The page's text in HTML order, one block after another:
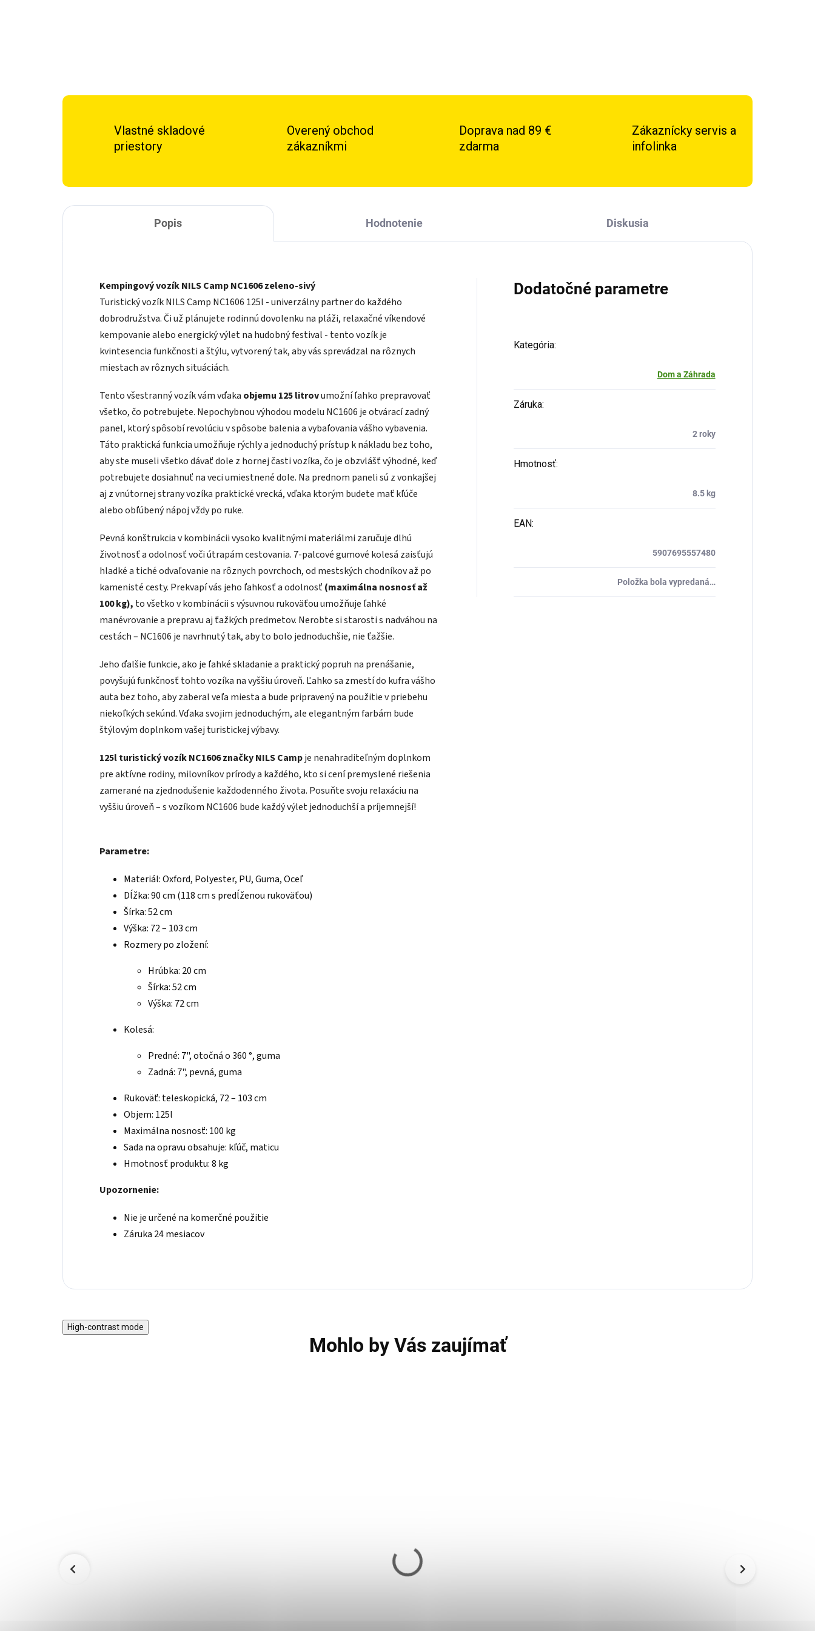
Vlastné skladové
priestory
Overený obchod
zákazníkmi
Doprava nad 89 €
zdarma
Zákaznícky servis a
infolinka
Popis Hodnotenie Diskusia
Kempingový vozík NILS Camp NC1606 zeleno-sivý
Turistický vozík NILS Camp NC1606 125l - univerzálny partner do každého
dobrodružstva. Či už plánujete rodinnú dovolenku na pláži, relaxačné víkendové
kempovanie alebo energický výlet na hudobný festival - tento vozík je
kvintesencia funkčnosti a štýlu, vytvorený tak, aby vás sprevádzal na rôznych
miestach av rôznych situáciách.
Tento všestranný vozík vám vďaka objemu 125 litrovumožní ľahko prepravovať
všetko, čo potrebujete. Nepochybnou výhodou modelu NC1606 je otvárací zadný
panel, ktorý spôsobí revolúciu v spôsobe balenia a vybaľovania vášho vybavenia.
Táto praktická funkcia umožňuje rýchly a jednoduchý prístup k nákladu bez toho,
aby ste museli všetko dávať dole z hornej časti vozíka, čo je obzvlášť výhodné, keď
potrebujete dosiahnuť na veci umiestnené dole. Na prednom paneli sú z vonkajšej
aj z vnútornej strany vozíka praktické vrecká, vďaka ktorým budete mať kľúče
alebo obľúbený nápoj vždy po ruke.
Pevná konštrukcia v kombinácii vysoko kvalitnými materiálmi zaručuje dlhú
životnosť a odolnosť voči útrapám cestovania. 7-palcové gumové kolesá zaisťujú
hladké a tiché odvaľovanie na rôznych povrchoch, od mestských chodníkov až po
kamenisté cesty. Prekvapí vás jeho ľahkosť a odolnosť(maximálna nosnosť až
100 kg), to všetko v kombinácii s výsuvnou rukoväťou umožňuje ľahké
manévrovanie a prepravu aj ťažkých predmetov. Nerobte si starosti s nadváhou na
cestách – NC1606 je navrhnutý tak, aby to bolo jednoduchšie, nie ťažšie.
Jeho ďalšie funkcie, ako je ľahké skladanie a praktický popruh na prenášanie,
povyšujú funkčnosť tohto vozíka na vyššiu úroveň. Ľahko sa zmestí do kufra vášho
auta bez toho, aby zaberal veľa miesta a bude pripravený na použitie v priebehu
niekoľkých sekúnd. Vďaka svojim jednoduchým, ale elegantným farbám bude
štýlovým doplnkom vašej turistickej výbavy.
125l turistický vozík NC1606 značky NILS Campje nenahraditeľným doplnkom
pre aktívne rodiny, milovníkov prírody a každého, kto si cení premyslené riešenia
zamerané na zjednodušenie každodenného života. Posuňte svoju relaxáciu na
vyššiu úroveň – s vozíkom NC1606 bude každý výlet jednoduchší a príjemnejší!
Parametre:
Materiál: Oxford, Polyester, PU, Guma, Oceľ
Dĺžka: 90 cm (118 cm s predĺženou rukoväťou)
Šírka: 52 cm
Výška: 72 – 103 cm
Rozmery po zložení:
Hrúbka: 20 cm
Šírka: 52 cm
Výška: 72 cm
Kolesá:
Predné: 7", otočná o 360 °, guma
Zadná: 7", pevná, guma
Rukoväť: teleskopická, 72 – 103 cm
Objem: 125l
Maximálna nosnosť: 100 kg
Sada na opravu obsahuje: kľúč, maticu
Hmotnosť produktu: 8 kg
Upozornenie:
Nie je určené na komerčné použitie
Záruka 24 mesiacov
Dodatočné parametre
Kategória:
Dom a Záhrada
Záruka:
2 roky
Hmotnosť:
8.5 kg
EAN:
5907695557480
Položka bola vypredaná…
High-contrast mode
Mohlo by Vás zaujímať